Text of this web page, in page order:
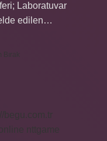
Laboratuvar
edilen…
Bırak
begu.com.tr
nttgame